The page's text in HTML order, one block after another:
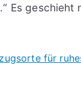
Es
für